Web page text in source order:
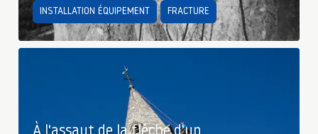
INSTALLATION ÉQUIPEMENT FRACTURE